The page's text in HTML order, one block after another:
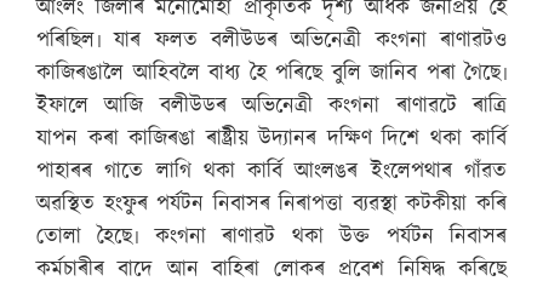
আংলং জিলাৰ মনোমোহা প্ৰাকৃতিক দৃশ্য অধিক জনপ্ৰিয় হৈ
পৰিছিল৷ যাৰ ফলত বলীউডৰ অভিনেত্ৰী কংগনা ৰাণাৱটও
কাজিৰঙালৈ আহিবলৈ বাধ্য হৈ পৰিছে বুলি জানিব পৰা গৈছে৷
ইফালে আজি বলীউডৰ অভিনেত্ৰী কংগনা ৰাণাৱটে ৰাত্ৰি
যাপন কৰা কাজিৰঙা ৰাষ্ট্ৰীয় উদ্যানৰ দক্ষিণ দিশে থকা কাৰ্বি
পাহাৰৰ গাতে লাগি থকা কাৰ্বি আংলঙৰ ইংলেপথাৰ গাঁৱত
অৱস্থিত হংফুৰ পৰ্যটন নিবাসৰ নিৰাপত্তা ব্যৱস্থা কটকীয়া কৰি
তোলা হৈছে৷ কংগনা ৰাণাৱট থকা উক্ত পৰ্যটন নিবাসৰ
কৰ্মচাৰীৰ বাদে আন বাহিৰা লোকৰ প্ৰবেশ নিষিদ্ধ কৰিছে